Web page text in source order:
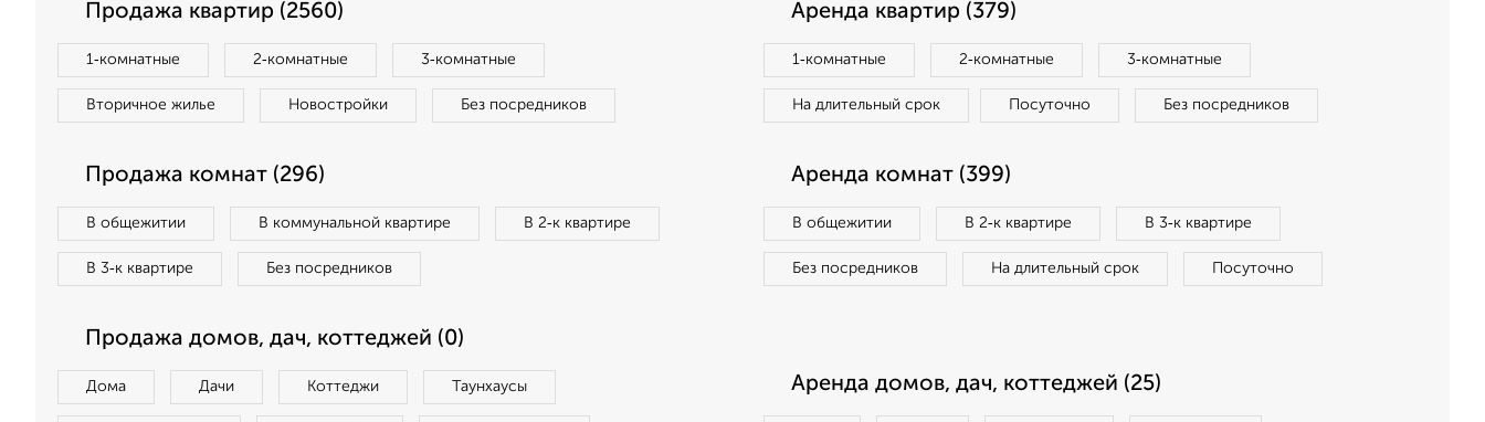
Продажа квартир (2560)
1‑комнатные 2‑комнатные 3‑комнатные
Вторичное жилье Новостройки Без посредников
Аренда квартир (379)
1‑комнатные 2‑комнатные 3‑комнатные
На длительный срок Посуточно Без посредников
Продажа комнат (296)
В общежитии В коммунальной квартире В 2‑к квартире
В 3‑к квартире Без посредников
Аренда комнат (399)
В общежитии В 2‑к квартире В 3‑к квартире
Без посредников На длительный срок Посуточно
Продажа домов, дач, коттеджей (0)
Дома Дачи Коттеджи Таунхаусы Аренда домов, дач, коттеджей (25)